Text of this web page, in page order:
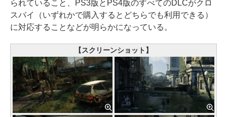
られていること、PS3版とPS4版のすべてのDLCがクロ
スバイ（いずれかで購入するとどちらでも利用できる）
に対応することなどが明らかになっている。
【スクリーンショット】